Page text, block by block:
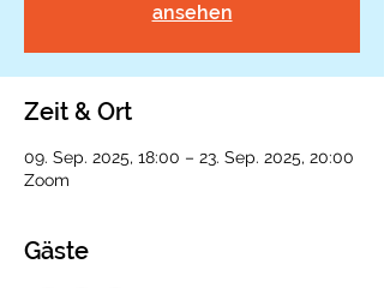
ansehen
Zeit & Ort
09. Sep. 2025, 18:00 – 23. Sep. 2025, 20:00
Zoom
Gäste